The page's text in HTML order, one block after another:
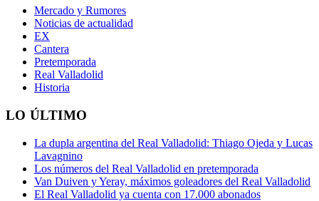
Mercado y Rumores
Noticias de actualidad
EX
Cantera
Pretemporada
Real Valladolid
Historia
LO ÚLTIMO
La dupla argentina del Real Valladolid: Thiago Ojeda y Lucas
Lavagnino
Los números del Real Valladolid en pretemporada
Van Duiven y Yeray, máximos goleadores del Real Valladolid
El Real Valladolid ya cuenta con 17.000 abonados